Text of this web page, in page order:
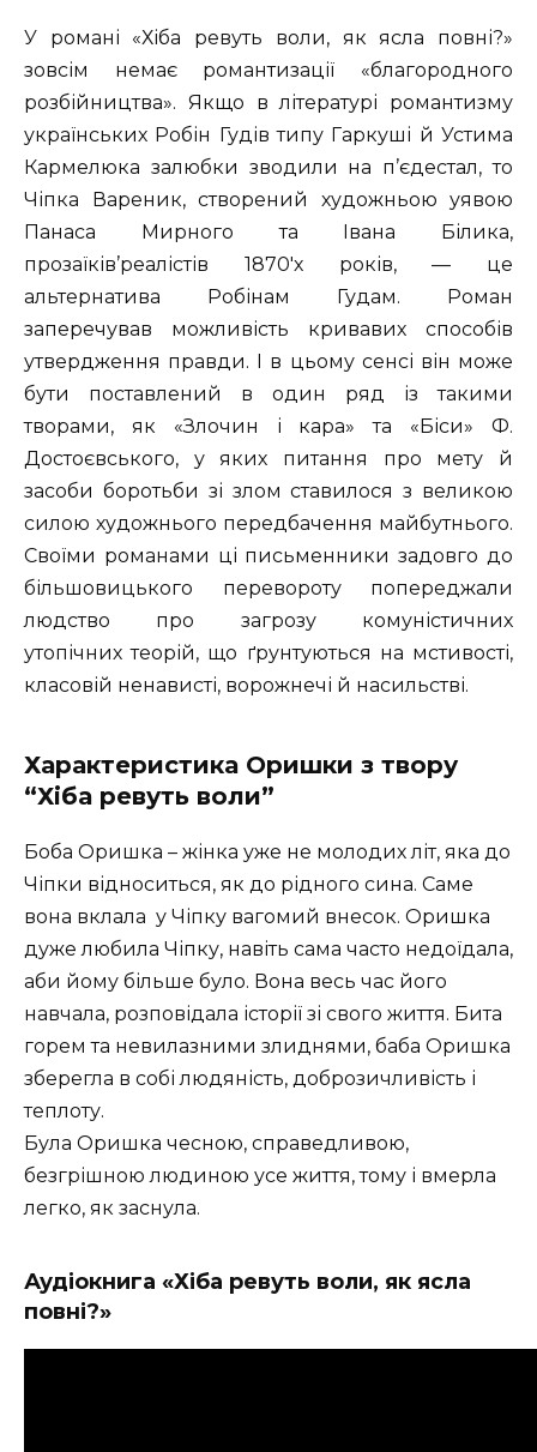
У романі «Хіба ревуть воли, як ясла повні?»
зовсім немає романтизації «благородного
розбійництва». Якщо в літературі романтизму
українських Робін Гудів типу Гаркуші й Устима
Кармелюка залюбки зводили на п’єдестал, то
Чіпка Вареник, створений художньою уявою
Панаса Мирного та Івана Білика,
прозаїків’реалістів 1870′х років, — це
альтернатива Робінам Гудам. Роман
заперечував можливість кривавих способів
утвердження правди. І в цьому сенсі він може
бути поставлений в один ряд із такими
творами, як «Злочин і кара» та «Біси» Ф.
Достоєвського, у яких питання про мету й
засоби боротьби зі злом ставилося з великою
силою художнього передбачення майбутнього.
Своїми романами ці письменники задовго до
більшовицького перевороту попереджали
людство про загрозу комуністичних
утопічних теорій, що ґрунтуються на мстивості,
класовій ненависті, ворожнечі й насильстві.
Характеристика Оришки з твору
“Хіба ревуть воли”
Боба Оришка – жінка уже не молодих літ, яка до
Чіпки відноситься, як до рідного сина. Саме
вона вклала у Чіпку вагомий внесок. Оришка
дуже любила Чіпку, навіть сама часто недоїдала,
аби йому більше було. Вона весь час його
навчала, розповідала історії зі свого життя. Бита
горем та невилазними злиднями, баба Оришка
зберегла в собі людяність, доброзичливість і
теплоту.
Була Оришка чесною, справедливою,
безгрішною людиною усе життя, тому і вмерла
легко, як заснула.
Аудіокнига «Хіба ревуть воли, як ясла
повні?»